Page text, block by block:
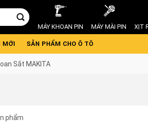
MÁY KHOAN PIN MÁY MÀI PIN XỊT
MỚI SẢN PHẨM CHO Ô TÔ
Sắt MAKITA
phẩm